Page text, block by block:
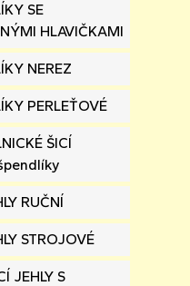
SE
HLAVIČKAMI
NEREZ
PERLEŤOVÉ
ŠICÍ
RUČNÍ
STROJOVÉ
JEHLY S